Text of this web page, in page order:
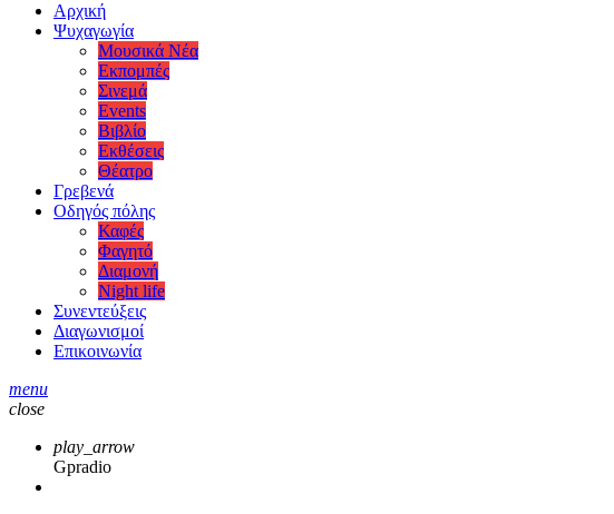
Αρχική
Ψυχαγωγία
Μουσικά Νέα
Εκπομπές
Σινεμά
Events
Βιβλίο
Εκθέσεις
Θέατρο
Γρεβενά
Οδηγός πόλης
Καφές
Φαγητό
Διαμονή
Night life
Συνεντεύξεις
Διαγωνισμοί
Επικοινωνία
menu
close
play_arrow
Gpradio